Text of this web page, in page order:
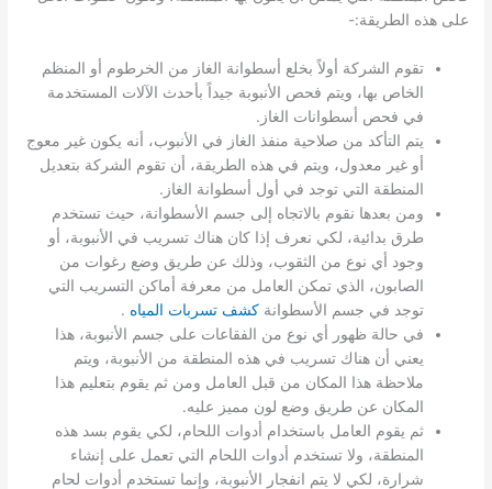
على هذه الطريقة:-
تقوم الشركة أولاً بخلع أسطوانة الغاز من الخرطوم أو المنظم
الخاص بها، ويتم فحص الأنبوبة جيداً بأحدث الآلات المستخدمة
في فحص أسطوانات الغاز.
يتم التأكد من صلاحية منفذ الغاز في الأنبوب، أنه يكون غير معوج
أو غير معدول، ويتم في هذه الطريقة، أن تقوم الشركة بتعديل
المنطقة التي توجد في أول أسطوانة الغاز.
ومن بعدها نقوم بالاتجاه إلى جسم الأسطوانة، حيث تستخدم
طرق بدائية، لكي نعرف إذا كان هناك تسريب في الأنبوبة، أو
وجود أي نوع من الثقوب، وذلك عن طريق وضع رغوات من
الصابون، الذي تمكن العامل من معرفة أماكن التسريب التي
توجد في جسم الأسطوانةكشف تسربات المياه .
في حالة ظهور أي نوع من الفقاعات على جسم الأنبوبة، هذا
يعني أن هناك تسريب في هذه المنطقة من الأنبوبة، ويتم
ملاحظة هذا المكان من قبل العامل ومن ثم يقوم بتعليم هذا
المكان عن طريق وضع لون مميز عليه.
ثم يقوم العامل باستخدام أدوات اللحام، لكي يقوم بسد هذه
المنطقة، ولا تستخدم أدوات اللحام التي تعمل على إنشاء
شرارة، لكي لا يتم انفجار الأنبوبة، وإنما تستخدم أدوات لحام